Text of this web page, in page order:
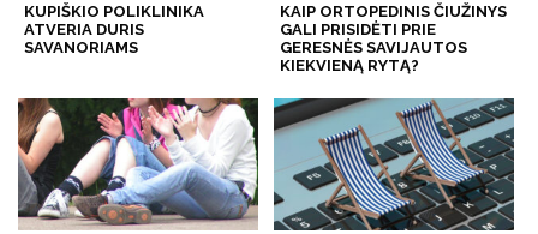
KUPIŠKIO POLIKLINIKA
ATVERIA DURIS
SAVANORIAMS
KAIP ORTOPEDINIS ČIUŽINYS
GALI PRISIDĖTI PRIE
GERESNĖS SAVIJAUTOS
KIEKVIENĄ RYTĄ?